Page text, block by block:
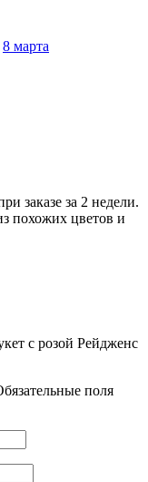
8 марта
заказе за 2 недели.
похожих цветов и
с розой Рейдженс
поля